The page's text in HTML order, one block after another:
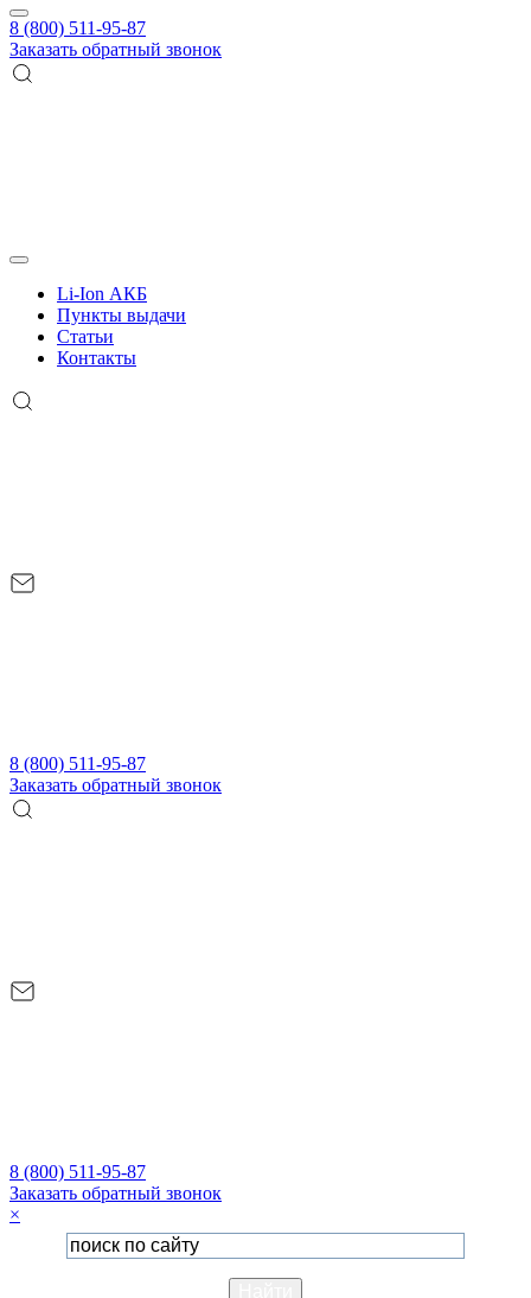
8 (800) 511-95-87
Заказать обратный звонок
Li-Ion АКБ
Пункты выдачи
Статьи
Контакты
8 (800) 511-95-87
Заказать обратный звонок
8 (800) 511-95-87
Заказать обратный звонок
×